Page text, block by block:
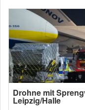
Drohne mit
Leipzig/Halle